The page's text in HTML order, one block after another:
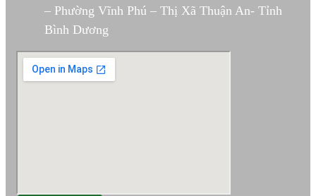
– Phường Vĩnh Phú – Thị Xã Thuận An- Tỉnh
Bình Dương